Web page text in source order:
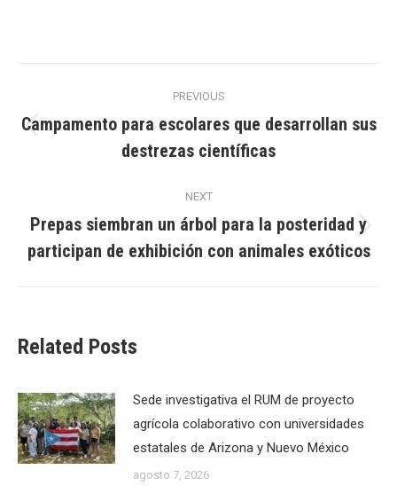
navigation
PREVIOUS
Previous
post:
Campamento para escolares que desarrollan sus
destrezas científicas
NEXT
Next
post:
Prepas siembran un árbol para la posteridad y
participan de exhibición con animales exóticos
Related Posts
Sede investigativa el RUM de proyecto
agrícola colaborativo con universidades
estatales de Arizona y Nuevo México
agosto 7, 2026